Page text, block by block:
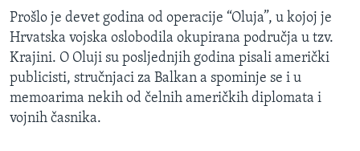
SVIJET
KORUPCIJA
SLOBODA MEDIJA
ŽENSKA STRANA
IZBJEGLIČKA STRANA
Prošlo je devet godina od operacije “Oluja”, u kojoj je
Hrvatska vojska oslobodila okupirana područja u tzv.
Krajini. O Oluji su posljednjih godina pisali američki
publicisti, stručnjaci za Balkan a spominje se i u
memoarima nekih od čelnih američkih diplomata i
vojnih časnika.